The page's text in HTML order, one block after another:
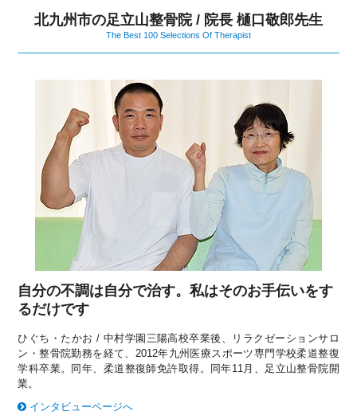
北九州市の足立山整骨院 / 院長 樋口敬郎先生
The Best 100 Selections Of Therapist
自分の不調は自分で治す。私はそのお手伝いをす
るだけです
ひぐち・たかお / 中村学園三陽高校卒業後、リラクゼーションサロ
ン・整骨院勤務を経て、2012年九州医療スポーツ専門学校柔道整復
学科卒業。同年、柔道整復師免許取得。同年11月、足立山整骨院開
業。
インタビューページへ